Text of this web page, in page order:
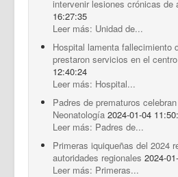
intervenir lesiones crónicas de
16:27:35
Leer más: Unidad de...
Hospital lamenta fallecimiento
prestaron servicios en el
12:40:24
Leer más: Hospital...
Padres de prematuros
Neonatología 2024-01-04
Leer más: Padres de...
Primeras iquiqueñas del 2024
autoridades regionales 2024-
Leer más: Primeras...